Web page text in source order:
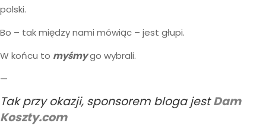
polski.
Bo – tak między nami mówiąc – jest głupi.
W końcu to myśmygo wybrali.
—
Tak przy okazji, sponsorem bloga jestDam
Koszty.com